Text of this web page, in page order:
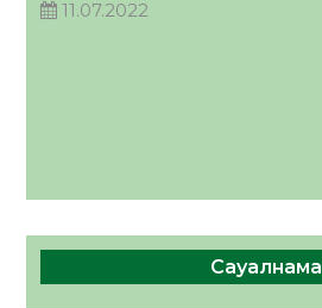
11.07.2022
Сауалнама